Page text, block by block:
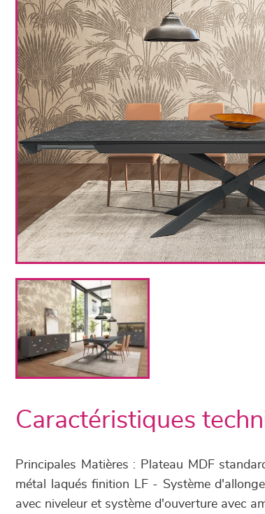
Caractéristiques
Principales Matières : Plateau MDF
métal laqués finition LF - Système
avec niveleur et système d'ouverture avec